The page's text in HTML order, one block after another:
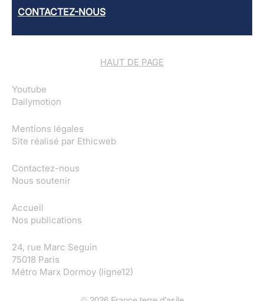
CONTACTEZ-NOUS
HAUT DE PAGE
Youtube
Dailymotion
Mentions légales
Site réalisé par Ethicweb
Contactez-nous
Nous soutenir
Accueil
Nos publications
24, rue Marc Seguin
75018 Paris
Métro Marx Dormoy (ligne12)